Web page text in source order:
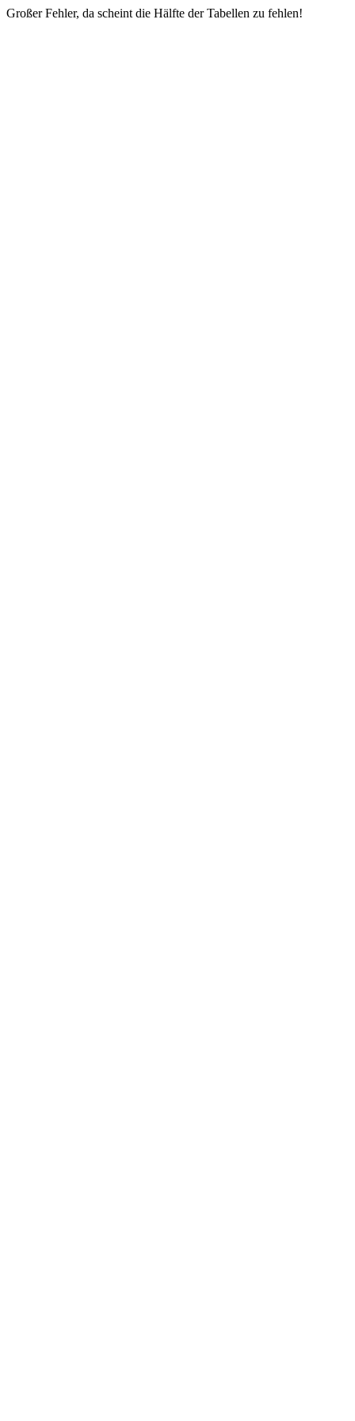
Großer Fehler, da scheint die Hälfte der Tabellen zu fehlen!